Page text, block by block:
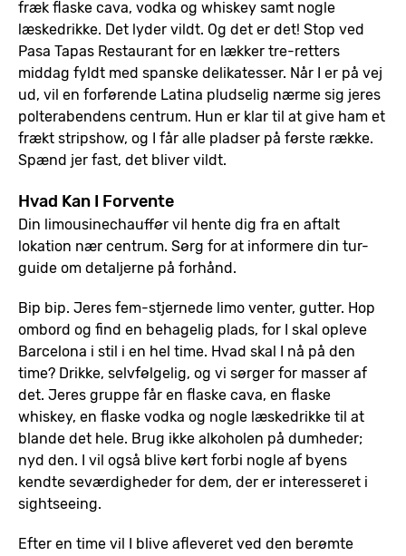
fræk flaske cava, vodka og whiskey samt nogle
læskedrikke. Det lyder vildt. Og det er det! Stop ved
Pasa Tapas Restaurant for en lækker tre-retters
middag fyldt med spanske delikatesser. Når I er på vej
ud, vil en forførende Latina pludselig nærme sig jeres
polterabendens centrum. Hun er klar til at give ham et
frækt stripshow, og I får alle pladser på første række.
Spænd jer fast, det bliver vildt.
Hvad Kan I Forvente
Din limousinechauffør vil hente dig fra en aftalt
lokation nær centrum. Sørg for at informere din tur-
guide om detaljerne på forhånd.
Bip bip. Jeres fem-stjernede limo venter, gutter. Hop
ombord og find en behagelig plads, for I skal opleve
Barcelona i stil i en hel time. Hvad skal I nå på den
time? Drikke, selvfølgelig, og vi sørger for masser af
det. Jeres gruppe får en flaske cava, en flaske
whiskey, en flaske vodka og nogle læskedrikke til at
blande det hele. Brug ikke alkoholen på dumheder;
nyd den. I vil også blive kørt forbi nogle af byens
kendte seværdigheder for dem, der er interesseret i
sightseeing.
Efter en time vil I blive afleveret ved den berømte